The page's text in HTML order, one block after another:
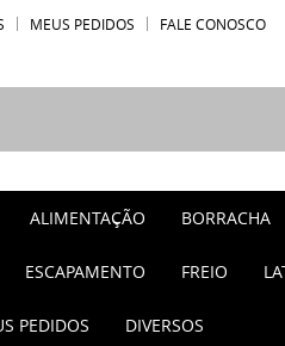
MEUS PEDIDOS FALE CONOSCO
ALIMENTAÇÃO BORRACHA
ESCAPAMENTO FREIO
PEDIDOS DIVERSOS